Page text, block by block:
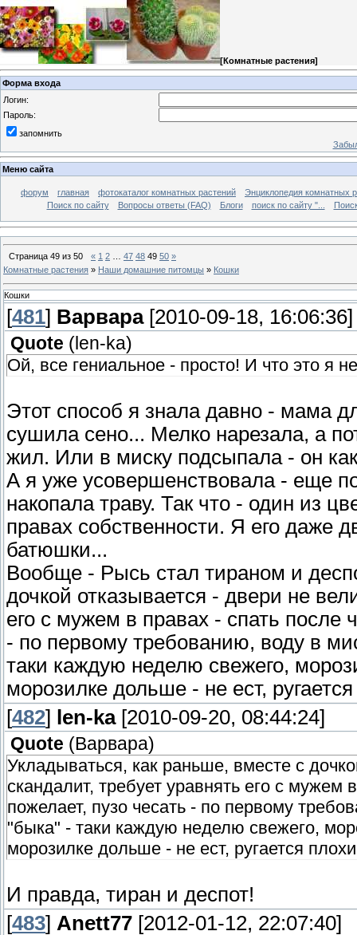
[Комнатные растения]
Форма входа
Логин:
Пароль:
запомнить
Меню сайта
форум главная фотокаталог комнатных растений
Энциклопедия комнатных
Поиск по сайту
Вопросы ответы (FAQ) Блоги поиск по сайту "...
Страница 49 из 50 « 1 2 47 48 49 50 »
Комнатные растения » Наши домашние питомцы » Кошки
Кошки
[481] Варвара[2010-09-18, 16:06:36]
Quote ( len-ka)
Ой, все гениальное - просто! И что это я
Этот способ я знала давно - мама
сушила сено... Мелко нарезала, а
жил. Или в миску подсыпала - он
А я уже усовершенствовала - еще
накопала траву. Так что - один из
правах собственности. Я его даже
батюшки...
Вообще - Рысь стал тираном и
дочкой отказывается - двери не
его с мужем в правах - спать после
- по первому требованию, воду в
таки каждую неделю свежего,
морозилке дольше - не ест,
[482] len-ka[2010-09-20, 08:44:24]
Quote (Варвара)
Укладываться, как раньше, вместе с
скандалит, требует уравнять его с мужем
пожелает, пузо чесать - по первому
"быка" - таки каждую неделю свежего,
морозилке дольше - не ест, ругается
И правда, тиран и деспот!
[483] Anett77 [2012-01-12, 22:07:40]